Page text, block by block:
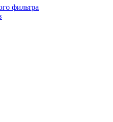
фильтра